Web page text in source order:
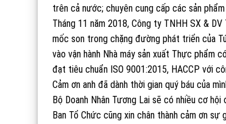
trên cả nước; chuyên cung cấp các sản
Tháng 11 năm 2018, Công ty TNHH SX &
mốc son trong chặng đường phát triển của
vào vận hành Nhà máy sản xuất Thực phẩm
đạt tiêu chuẩn ISO 9001:2015, HACCP với
Cảm ơn anh đã dành thời gian quý báu của
Bộ Doanh Nhân Tương Lai sẽ có nhiều cơ
Ban Tổ Chức cũng xin chân thành cảm ơn